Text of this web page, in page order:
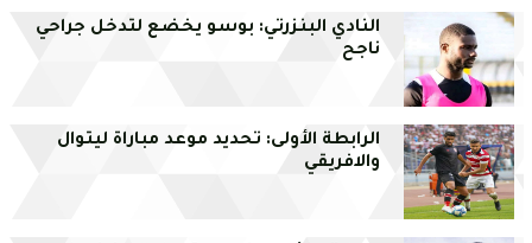
النادي البنزرتي: بوسو يخضع لتدخل جراحي
ناجح
الرابطة الأولى: تحديد موعد مباراة ليتوال
والافريقي